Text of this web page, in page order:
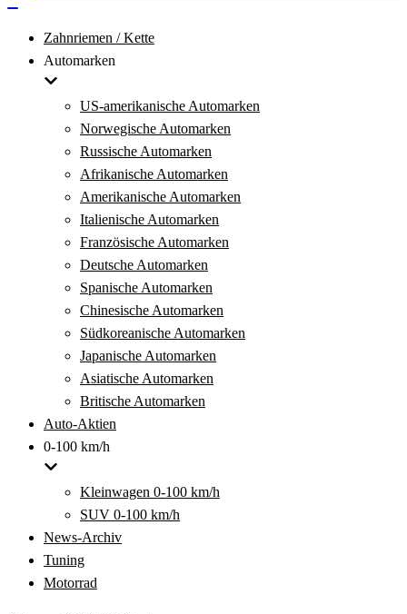
Zahnriemen / Kette
Automarken
US-amerikanische Automarken
Norwegische Automarken
Russische Automarken
Afrikanische Automarken
Amerikanische Automarken
Italienische Automarken
Französische Automarken
Deutsche Automarken
Spanische Automarken
Chinesische Automarken
Südkoreanische Automarken
Japanische Automarken
Asiatische Automarken
Britische Automarken
Auto-Aktien
0-100 km/h
Kleinwagen 0-100 km/h
SUV 0-100 km/h
News-Archiv
Tuning
Motorrad